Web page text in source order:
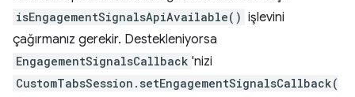
isEngagementSignalsApiAvailable() işlevini
çağırmanız gerekir. Destekleniyorsa
EngagementSignalsCallback 'nizi
CustomTabsSession.setEngagementSignalsCallback(